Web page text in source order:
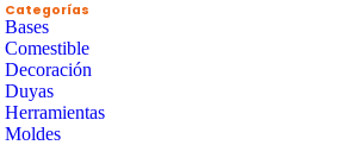
Categorías
Bases
Comestible
Decoración
Duyas
Herramientas
Moldes